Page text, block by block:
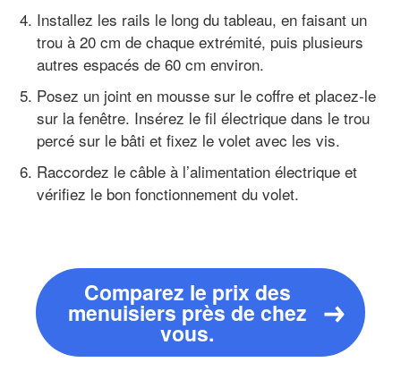
Installez les rails le long du tableau, en faisant un
trou à 20 cm de chaque extrémité, puis plusieurs
autres espacés de 60 cm environ.
Posez un joint en mousse sur le coffre et placez-le
sur la fenêtre. Insérez le fil électrique dans le trou
percé sur le bâti et fixez le volet avec les vis.
Raccordez le câble à l’alimentation électrique et
vérifiez le bon fonctionnement du volet.
Comparez le prix des
menuisiers près de chez
vous.